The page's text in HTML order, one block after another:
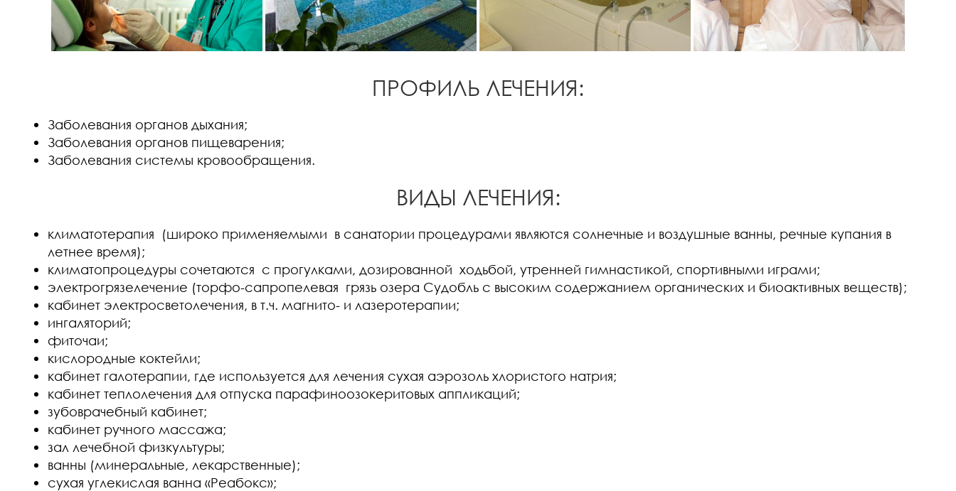
ПРОФИЛЬ ЛЕЧЕНИЯ:
Заболевания органов дыхания;
Заболевания органов пищеварения;
Заболевания системы кровообращения.
ВИДЫ ЛЕЧЕНИЯ:
климатотерапия (широко применяемыми в санатории процедурами являются солнечные и воздушные ванны, речные купания в
летнее время);
климатопроцедуры сочетаются с прогулками, дозированной ходьбой, утренней гимнастикой, спортивными играми;
электрогрязелечение (торфо-сапропелевая грязь озера Судобль с высоким содержанием органических и биоактивных веществ);
кабинет электросветолечения, в т.ч. магнито- и лазеротерапии;
ингаляторий;
фиточаи;
кислородные коктейли;
кабинет галотерапии, где используется для лечения сухая аэрозоль хлористого натрия;
кабинет теплолечения для отпуска парафиноозокеритовых аппликаций;
зубоврачебный кабинет;
кабинет ручного массажа;
зал лечебной физкультуры;
ванны (минеральные, лекарственные);
сухая углекислая ванна «Реабокс»;